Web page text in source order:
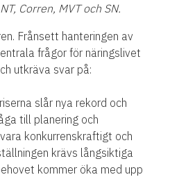
Corren, MVT och SN.
Frånsett hanteringen av
frågor för näringslivet
utkräva svar på:
slår nya rekord och
till planering och
konkurrenskraftigt och
krävs långsiktiga
kommer öka med upp